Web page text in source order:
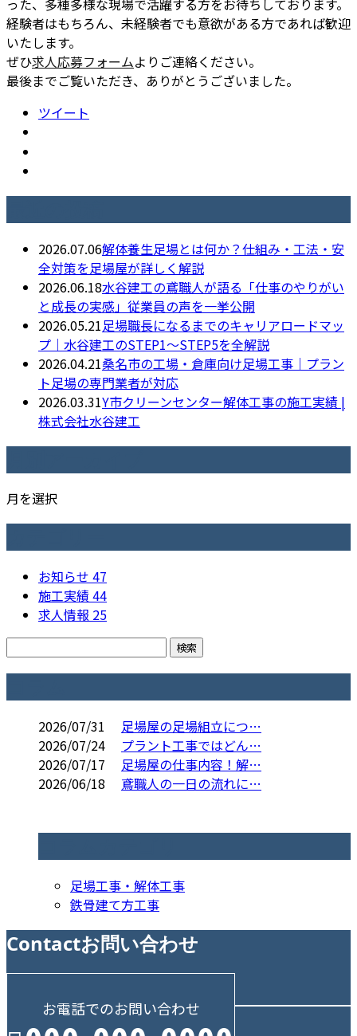
った、多種多様な現場で活躍する方をお待ちしております。
経験者はもちろん、未経験者でも意欲がある方であれば歓迎
いたします。
ぜひ求人応募フォームよりご連絡ください。
最後までご覧いただき、ありがとうございました。
ツイート
2026.07.06解体養生足場とは何か？仕組み・工法・安
全対策を足場屋が詳しく解説
2026.06.18水谷建工の鳶職人が語る「仕事のやりがい
と成長の実感」従業員の声を一挙公開
2026.05.21足場職長になるまでのキャリアロードマッ
プ｜水谷建工のSTEP1〜STEP5を全解説
2026.04.21桑名市の工場・倉庫向け足場工事｜プラン
ト足場の専門業者が対応
2026.03.31Y市クリーンセンター解体工事の施工実績 |
株式会社水谷建工
月を選択
お知らせ 47
施工実績44
求人情報 25
2026/07/31
足場屋の足場組立につ…
2026/07/24
プラント工事ではどん…
2026/07/17
足場屋の仕事内容！解…
2026/06/18
鳶職人の一日の流れに…
足場工事・解体工事
鉄骨建て方工事
Contactお問い合わせ
お電話でのお問い合わせ